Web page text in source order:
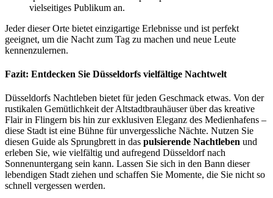
vielseitiges Publikum an.
Jeder dieser Orte bietet einzigartige Erlebnisse und ist perfekt
geeignet, um die Nacht zum Tag zu machen und neue Leute
kennenzulernen.
Fazit: Entdecken Sie Düsseldorfs vielfältige Nachtwelt
Düsseldorfs Nachtleben bietet für jeden Geschmack etwas. Von der
rustikalen Gemütlichkeit der Altstadtbrauhäuser über das kreative
Flair in Flingern bis hin zur exklusiven Eleganz des Medienhafens –
diese Stadt ist eine Bühne für unvergessliche Nächte. Nutzen Sie
diesen Guide als Sprungbrett in das pulsierende Nachtleben und
erleben Sie, wie vielfältig und aufregend Düsseldorf nach
Sonnenuntergang sein kann. Lassen Sie sich in den Bann dieser
lebendigen Stadt ziehen und schaffen Sie Momente, die Sie nicht so
schnell vergessen werden.